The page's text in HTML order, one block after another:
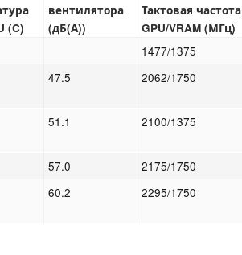
(C)
вентилятора
(дБ(А))
Тактовая частота
GPU/VRAM (МГц)
1477/1375
47.5
2062/1750
51.1 2100/1375
57.0
2175/1750
60.2
2295/1750